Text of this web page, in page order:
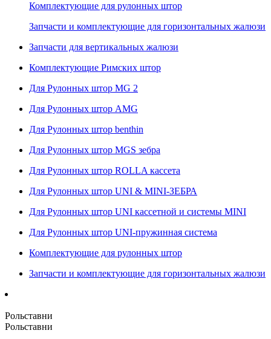
Комплектующие для рулонных штор
Запчасти и комплектующие для горизонтальных жалюзи
Запчасти для вертикальных жалюзи
Комплектующие Римских штор
Для Рулонных штор MG 2
Для Рулонных штор AMG
Для Рулонных штор benthin
Для Рулонных штор MGS зебра
Для Рулонных штор ROLLA кассета
Для Рулонных штор UNI & MINI-ЗЕБРА
Для Рулонных штор UNI кассетной и системы MINI
Для Рулонных штор UNI-пружинная система
Комплектующие для рулонных штор
Запчасти и комплектующие для горизонтальных жалюзи
Рольставни
Рольставни